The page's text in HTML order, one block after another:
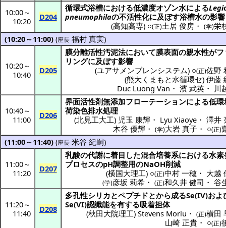
10:00～
10:20
D204
循環式浴槽における低濃度オゾン水による
pneumophilaの不活性化に及ぼす浴槽水の影響
(高知高専) ○(正)土居 俊房・ (学)栄
(10:20～11:00) (座長 福村 真実)
10:20～
10:40
D205
膜分離活性汚泥法において膜表面の親水性がフ
リングに及ぼす影響
(ユアサメンブレンシステム) ○(正)佐野
(熊大くまもと水循環セ) 伊藤
Duc Luong Van ・ 濱 武英・ 川
10:40～
11:00
D206
界面活性剤無添加フローテーションによる低
荷染色排水処理
(北見工大工) 児玉 康輝・ Lyu Xiaoye・ 澤井
木谷 優輝・ (学)大岩 真子・ ○(正)
(11:00～11:40) (座長 米谷 紀嗣)
11:00～
11:20
D207
乳酸の代謝に着目 した混合培養系における水
プロセスのpH調整用のNaOH削減
(横国大理工) ○(正)中村 一穂・ 大越
(学)彦坂 莉希・ (正)和久井 健司 ・ 谷
11:20～
11:40
D208
多孔性シリカとペプチドとから成るSe(IV)およ
Se(VI)認識能を有する吸着担体
(秋田大院理工) Stevens Morlu ・ (正)横田
山崎 正貴・ ○(正)